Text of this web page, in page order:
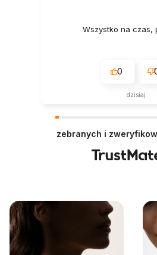
Wszystko na czas,
0
dzisiaj
zebranych i